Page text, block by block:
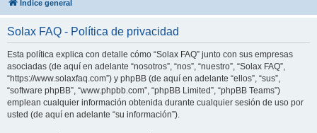
Índice general
Solax FAQ - Política de privacidad
Esta política explica con detalle cómo “Solax FAQ” junto con sus empresas
asociadas (de aquí en adelante “nosotros”, “nos”, “nuestro”, “Solax FAQ”,
“https://www.solaxfaq.com”) y phpBB (de aquí en adelante “ellos”, “sus”,
“software phpBB”, “www.phpbb.com”, “phpBB Limited”, “phpBB Teams”)
emplean cualquier información obtenida durante cualquier sesión de uso por
usted (de aquí en adelante “su información”).